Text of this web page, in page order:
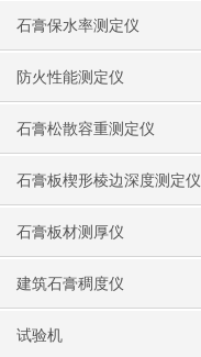
石膏保水率测定仪
防火性能测定仪
石膏松散容重测定仪
石膏板楔形棱边深度测定仪
石膏板材测厚仪
建筑石膏稠度仪
试验机